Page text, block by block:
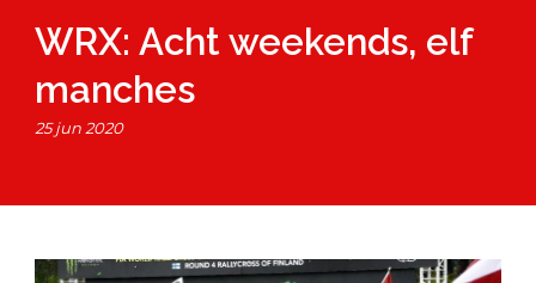
WRX: Acht weekends, elf
manches
25 jun 2020